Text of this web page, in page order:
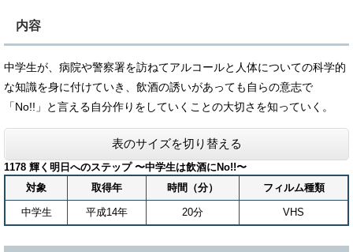
内容
中学生が、病院や警察署を訪ねてアルコールと人体についての科学的
な知識を身に付けていき、飲酒の誘いがあっても自らの意志で
「No!!」と言える自分作りをしていくことの大切さを知っていく。
表のサイズを切り替える
1178 輝く明日へのステップ 〜中学生は飲酒にNo!!〜
対象
取得年 時間（分） フィルム種類
中学生 平成14年 20分 VHS